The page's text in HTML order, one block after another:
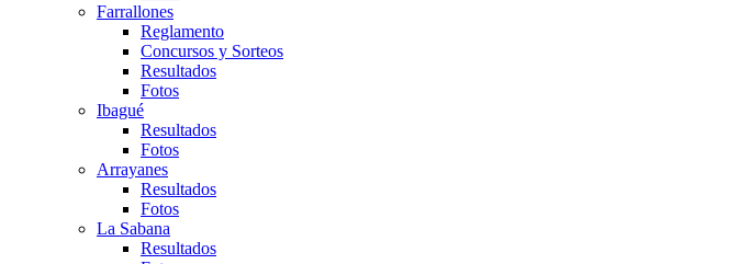
Farrallones
Reglamento
Concursos y Sorteos
Resultados
Fotos
Ibagué
Resultados
Fotos
Arrayanes
Resultados
Fotos
La Sabana
Resultados